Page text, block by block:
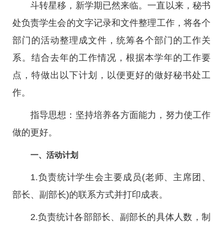
斗转星移，新学期已然来临。一直以来，秘书
处负责学生会的文字记录和文件整理工作，将各个
部门的活动整理成文件，统筹各个部门的工作关
系。结合去年的工作情况，根据本学年的工作要
点，特做出以下计划，以便更好的做好秘书处工
作。
指导思想：坚持培养各方面能力，努力使工作
做的更好。
一、活动计划
1.负责统计学生会主要成员(老师、主席团、
部长、副部长)的联系方式并打印成表。
2.负责统计各部部长、副部长的具体人数，制